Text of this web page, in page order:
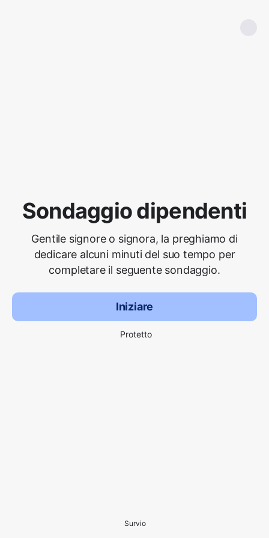
Sondaggio dipendenti
Gentile signore o signora, la preghiamo di
dedicare alcuni minuti del suo tempo per
completare il seguente sondaggio.
Iniziare
Protetto
Survio